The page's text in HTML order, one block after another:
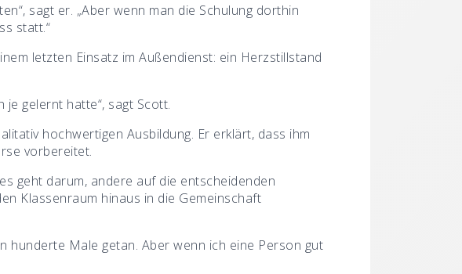
sagt er. „Aber wenn man die Schulung dorthin
statt.“
letzten Einsatz im Außendienst: ein Herzstillstand
gelernt hatte“, sagt Scott.
hochwertigen Ausbildung. Er erklärt, dass ihm
vorbereitet.
geht darum, andere auf die entscheidenden
Klassenraum hinaus in die Gemeinschaft
hunderte Male getan. Aber wenn ich eine Person gut